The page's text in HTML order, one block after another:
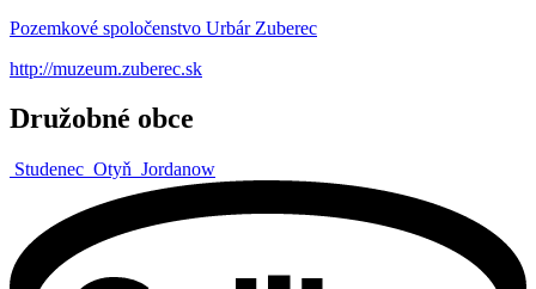
Pozemkové spoločenstvo Urbár Zuberec
http://muzeum.zuberec.sk
Družobné obce
Studenec Otyň Jordanow